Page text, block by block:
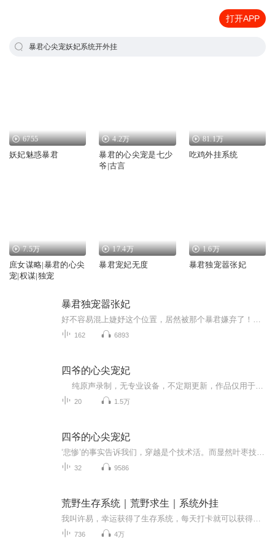
打开APP
暴君心尖宠妖妃系统开外挂
6755
妖妃魅惑暴君
4.2万
暴君的心尖宠是七少
爷|古言
81.1万
吃鸡外挂系统
7.5万
庶女谋略|暴君的心尖
宠|权谋|独宠
17.4万
暴君宠妃无度
1.6万
暴君独宠嚣张妃
暴君独宠嚣张妃
162 6893
四爷的心尖宠妃
20 1.5万
四爷的心尖宠妃
32 9586
荒野生存系统｜荒野求生｜系统外挂
736 4万